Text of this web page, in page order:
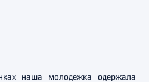
наша молодежка одержала